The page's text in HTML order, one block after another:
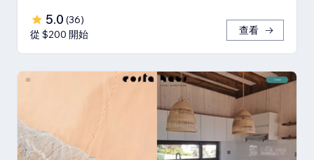
5.0 (36)
從 $200 開始
查看